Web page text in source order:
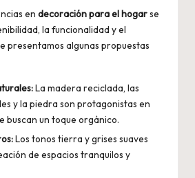
en decoración para el hogarse
la funcionalidad y el
presentamos algunas propuestas
La madera reciclada, las
y la piedra son protagonistas en
buscan un toque orgánico.
Los tonos tierra y grises suaves
de espacios tranquilos y